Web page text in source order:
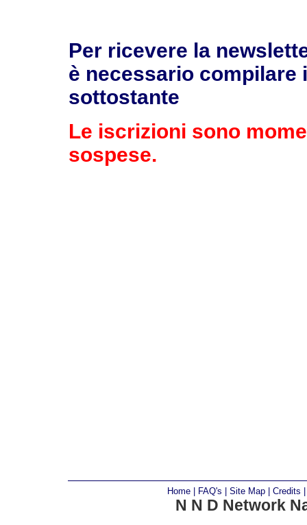
Per ricevere la
è necessario compilare
sottostante
Le iscrizioni sono
sospese.
Home| FAQ's Site Map| Credits
N N D Network